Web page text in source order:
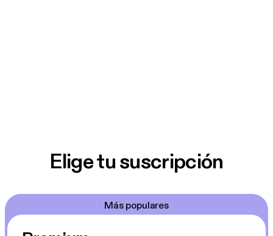
Elige tu suscripción
Más populares